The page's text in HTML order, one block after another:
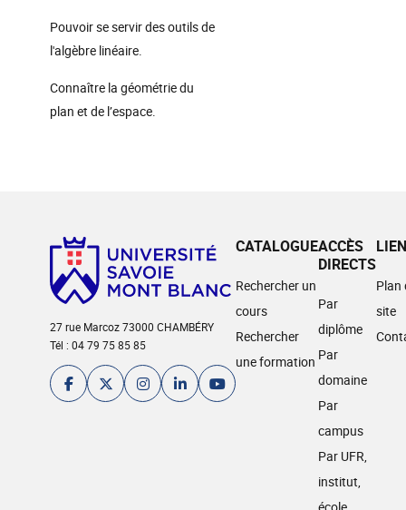
Pouvoir se servir des outils de
l'algèbre linéaire.
Connaître la géométrie du
plan et de l’espace.
27 rue Marcoz 73000 CHAMBÉRY
Tél : 04 79 75 85 85
CATALOGUE
Rechercher un
cours
Rechercher
une formation
ACCÈS
DIRECTS
Par
diplôme
Par
domaine
Par
campus
Par UFR,
institut,
Plan
site